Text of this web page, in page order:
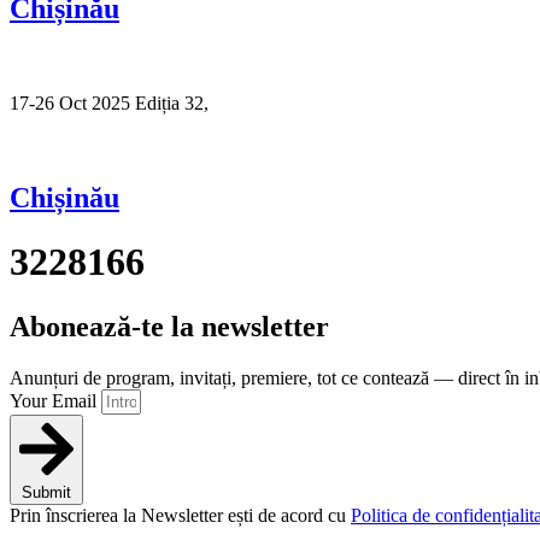
Chișinău
17-26 Oct 2025 Ediția 32,
Chișinău
3228166
Abonează-te la newsletter
Anunțuri de program, invitați, premiere, tot ce contează — direct în
Your Email
Submit
Prin înscrierea la Newsletter ești de acord cu Politica de